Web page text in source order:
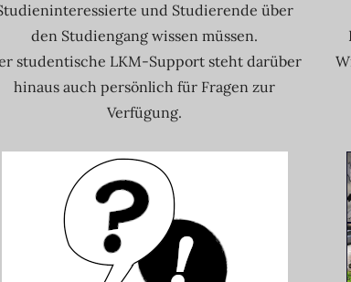
und Studierende über
den Studiengang wissen müssen.
studentische LKM-Support steht darüber
hinaus auch persönlich für Fragen zur
Verfügung.
Instagramaccount: